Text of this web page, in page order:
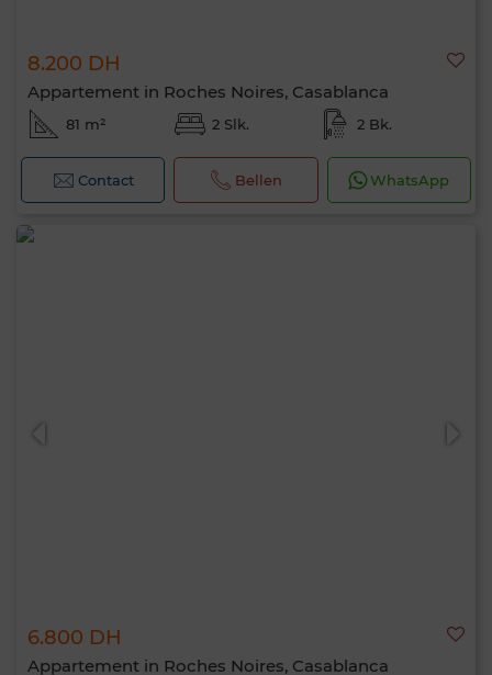
8.200 DH
Appartement in Roches Noires, Casablanca
81 m² 2 Slk. 2 Bk.
Contact Bellen WhatsApp
6.800 DH
Appartement in Roches Noires, Casablanca